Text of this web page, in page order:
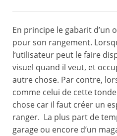
En principe le gabarit
pour son rangement.
l’utilisateur peut le faire
visuel quand il veut, et
autre chose. Par contre,
comme celui de cette
chose car il faut créer un
ranger. La plus part de
garage ou encore d’un